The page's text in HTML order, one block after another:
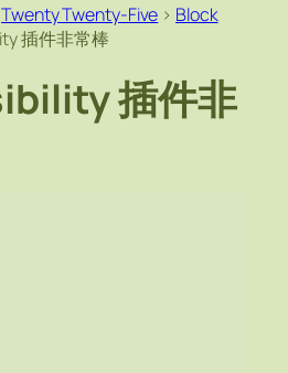
Twenty Twenty-Five > Block
插件非常棒
插件非